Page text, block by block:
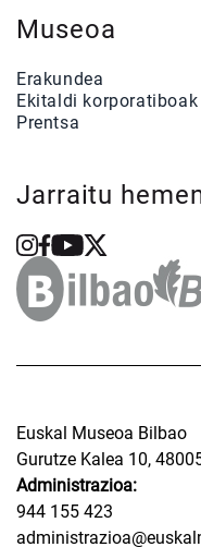
Museoa
Erakundea
Ekitaldi korporatiboak
Prentsa
Jarraitu
Euskal Museoa Bilbao
Gurutze Kalea 10,
Administrazioa:
944 155 423